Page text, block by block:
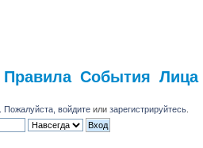
Правила События Лица
. Пожалуйста,войдите илизарегистрируйтесь